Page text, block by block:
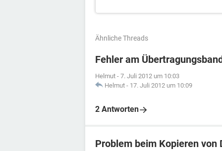
Ähnliche Threads
Fehler am
Helmut - 7. Juli 2012 um 10:03
Helmut - 17. Juli 2012 um 10:09
2 Antworten
Problem beim Kopieren von